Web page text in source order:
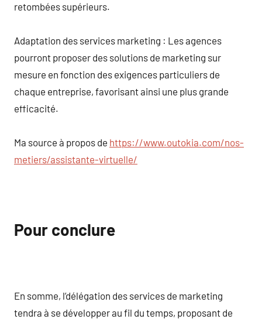
retombées supérieurs.
Adaptation des services marketing : Les agences
pourront proposer des solutions de marketing sur
mesure en fonction des exigences particuliers de
chaque entreprise, favorisant ainsi une plus grande
efficacité.
Ma source à propos de https://www.outokia.com/nos-
metiers/assistante-virtuelle/
Pour conclure
En somme, l’délégation des services de marketing
tendra à se développer au fil du temps, proposant de